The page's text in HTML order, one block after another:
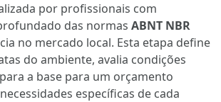
por profissionais com
das normas ABNT NBR
no mercado local. Esta etapa define
do ambiente, avalia condições
a base para um orçamento
específicas de cada